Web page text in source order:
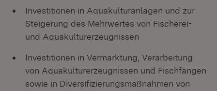
Investitionen in Aquakulturanlagen und zur
Steigerung des Mehrwertes von Fischerei-
und Aquakulturerzeugnissen
Investitionen in Vermarktung, Verarbeitung
von Aquakulturerzeugnissen und Fischfängen
sowie in Diversifizierungsmaßnahmen von